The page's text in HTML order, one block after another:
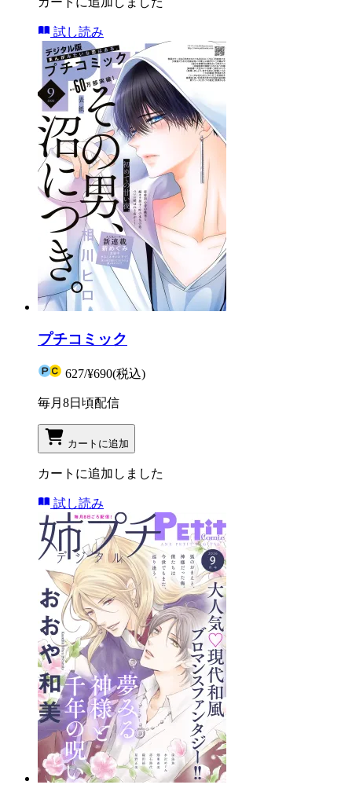
試し読み
プチコミック
627/¥690(税込)
毎月8日頃配信
カートに追加
カートに追加しました
試し読み